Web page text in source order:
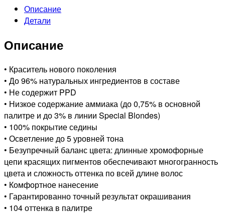
9/87
MYPOINT
КРЕМ-
ДЛЯ
ВОЛОС
ОЧЕНЬ
СВЕТЛЫЙ
БЛОНДИН
КОРИЧНЕВО-
ФИОЛЕТОВЫЙ,
60мл
Описание
Детали
Описание
• Краситель нового поколения
• До 96% натуральных ингредиентов в составе
• Не содержит PPD
• Низкое содержание аммиака (до 0,75% в основной
палитре и до 3% в линии Special Blondes)
• 100% покрытие седины
• Осветление до 5 уровней тона
• Безупречный баланс цвета: длинные хромофорные
цепи красящих пигментов обеспечивают многогранность
цвета и сложность оттенка по всей длине волос
• Комфортное нанесение
• Гарантированно точный результат окрашивания
• 104 оттенка в палитре